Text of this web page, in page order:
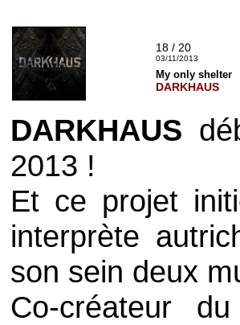
18 / 20
03/11/2013
My only shelter
DARKHAUS
DARKHAUS
2013 !
Et ce projet
interprète
son sein deux
Co-créateur